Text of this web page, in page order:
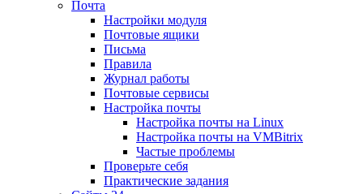
Почта
Настройки модуля
Почтовые ящики
Письма
Правила
Журнал работы
Почтовые сервисы
Настройка почты
Настройка почты на Linux
Настройка почты на VMBitrix
Частые проблемы
Проверьте себя
Практические задания